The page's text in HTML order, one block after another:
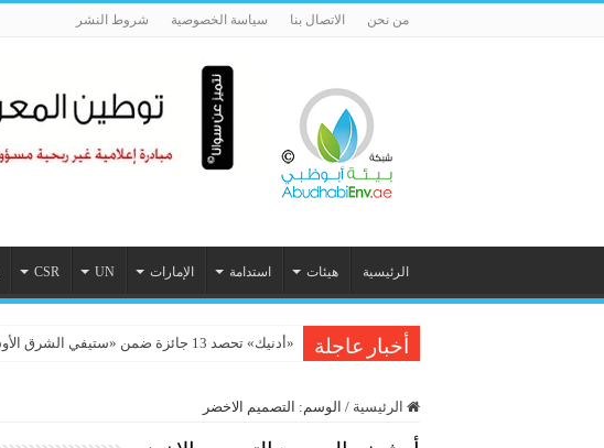
من نحن الاتصال بنا سياسة الخصوصية شروط النشر
الرئيسية هيئات استدامة الإمارات UN
CSR
أخبار عاجلة «أدنيك» تحصد 13 جائزة ضمن «ستيفي الشرق الأوسط وشمال أفريقيا 2026»
الرئيسية / الوسم: التصميم الاخضر